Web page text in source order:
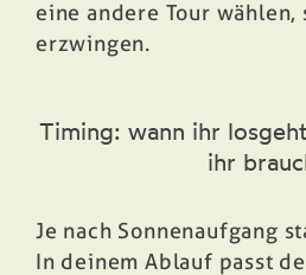
eine andere Tour
erzwingen.
Timing: wann ihr
ihr
Je nach Sonnenaufgang
In deinem Ablauf passt